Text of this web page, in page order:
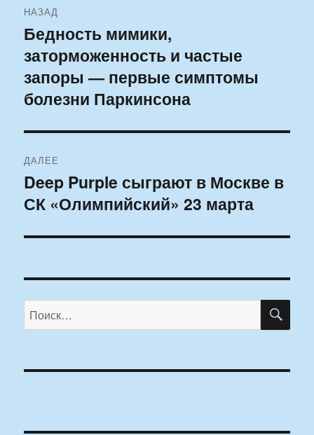
по
записям
НАЗАД
Предыдущая
запись:
Бедность мимики,
заторможенность и частые
запоры — первые симптомы
болезни Паркинсона
ДАЛЕЕ
Следующая
запись:
Deep Purple сыграют в Москве в
СК «Олимпийский» 23 марта
Искать: